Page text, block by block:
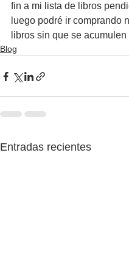
fin a mi lista de libros
luego podré ir comprando
libros sin que se
Blog
Entradas recientes